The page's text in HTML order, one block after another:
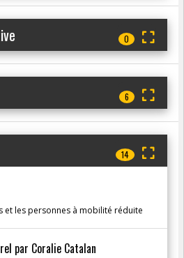
0
6
14
et les personnes à mobilité réduite
par Coralie Catalan